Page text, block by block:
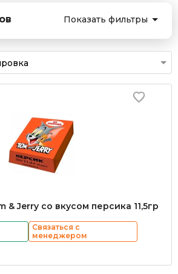
Показать фильтры
Jerry со вкусом персика 11,5гр
Связаться с
менеджером